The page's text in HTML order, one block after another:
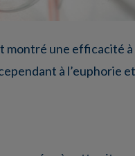
montré une efficacité
à l’euphorie